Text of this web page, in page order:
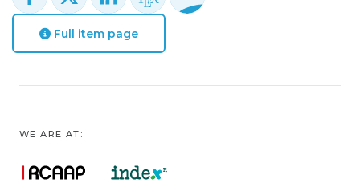
Full item page
WE ARE AT: